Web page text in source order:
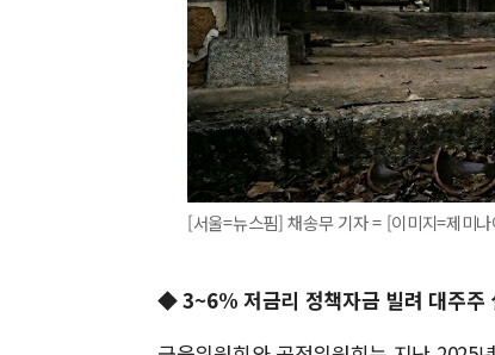
[서울=뉴스핌] 채송무 기자 = [이미지=제
◆ 3~6% 저금리 정책자금 빌려 대주주